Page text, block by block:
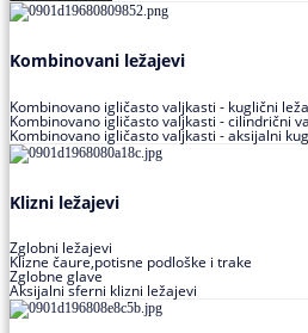
Kombinovani ležajevi
Kombinovano igličasto valjkasti - kuglični
Kombinovano igličasto valjkasti - cilindrični
Kombinovano igličasto valjkasti - aksijalni
Klizni ležajevi
Zglobni ležajevi
Klizne čaure,potisne podloške i trake
Zglobne glave
Aksijalni sferni klizni ležajevi